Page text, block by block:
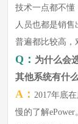
技术一点都不懂
人员也都是销
普遍都比较高，
Q： 为什么会
其他系统有什
A： 2017年底
慢的了解